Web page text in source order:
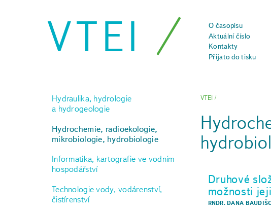
VTEI O časopisu
Aktuální číslo
Kontakty
Přijato do tisku
Hydraulika, hydrologie
a hydrogeologie
Hydrochemie, radioekologie,
mikrobiologie, hydrobiologie
Informatika, kartografie ve vodním
hospodářství
Technologie vody, vodárenství,
čistírenství
VTEI /
Druhové
možnosti
RNDR. DANA